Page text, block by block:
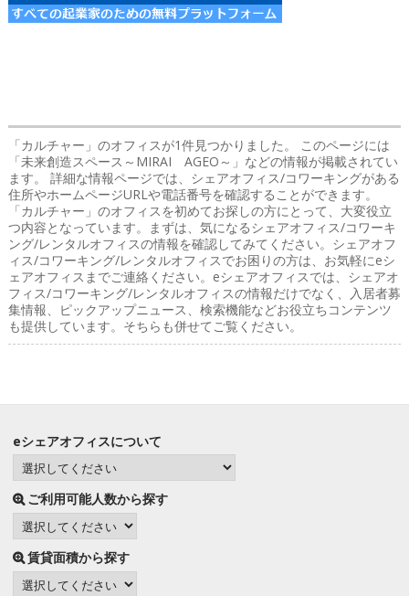
「カルチャー」のオフィスが1件見つかりました。 このページには
「未来創造スペース～MIRAI AGEO～」などの情報が掲載されてい
ます。 詳細な情報ページでは、シェアオフィス/コワーキングがある
住所やホームページURLや電話番号を確認することができます。
「カルチャー」のオフィスを初めてお探しの方にとって、大変役立
つ内容となっています。まずは、気になるシェアオフィス/コワーキ
ング/レンタルオフィスの情報を確認してみてください。シェアオフ
ィス/コワーキング/レンタルオフィスでお困りの方は、お気軽にeシ
ェアオフィスまでご連絡ください。eシェアオフィスでは、シェアオ
フィス/コワーキング/レンタルオフィスの情報だけでなく、入居者募
集情報、ピックアップニュース、検索機能などお役立ちコンテンツ
も提供しています。そちらも併せてご覧ください。
eシェアオフィスについて
ご利用可能人数から探す
賃貸面積から探す